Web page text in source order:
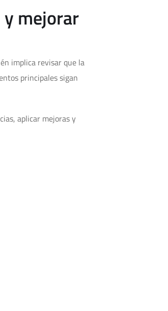
mejorar
implica revisar que la
principales sigan
aplicar mejoras y